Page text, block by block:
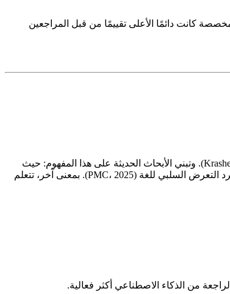
المخصصة كانت دائمًا الأعلى تقييمًا من قبل المراجعين
— أي التعرض للغة تكون أعلى قليلاً من مستواك الحالي (Krashen، 1982). وتبني الأبحاث الحديثة على هذا المفهوم: حيث
تشير مراجعة عصبية-بيئية لعام 2025 منشورة في PMC إلى أن التفاعل النشط، والتواصل الاجتماعي، والممارسة الجسدية تؤدي إلى نتائج أفضل من مجرد التعرض السلبي للغة (PMC، 2025). بمعنى آخر، تتعلم
من الذكاء الاصطناعي أكثر فعالية.